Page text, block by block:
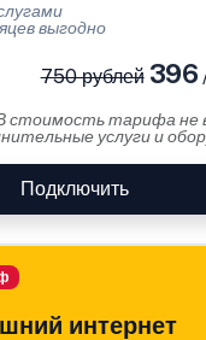
выгодно
750 рублей396
стоимость тарифа не
услуги и
Подключить
интернет